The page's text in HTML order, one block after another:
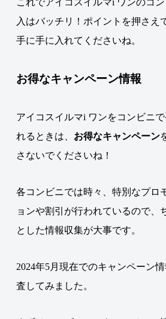
これでアイコスイルマi ワンのコ
入はバッチリ！ポイントを押さえ
手に手に入れてくださいね。
お得なキャンペーン情報
アイコスイルマi ワンをコンビニ
れるときは、 お得なキャンペーン
さないでくださいね！
各コンビニでは時々、特別なプロ
ョンや割引が行われているので、
とした情報収集が大事です。
2024年5月現在でのキャンペーン
査してみました。